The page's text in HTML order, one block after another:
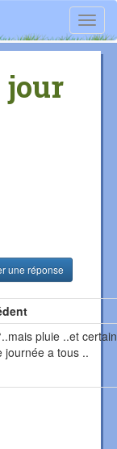
jour
une réponse
pluie ..et
journée a tous ..